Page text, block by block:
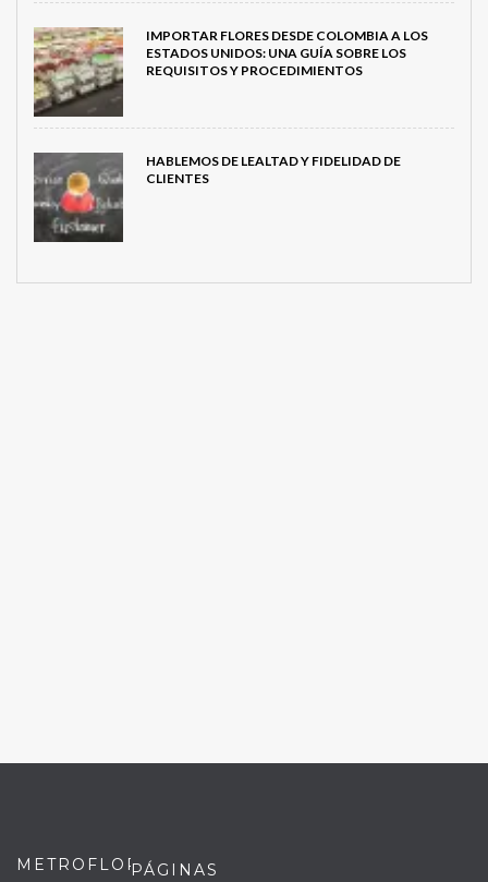
IMPORTAR FLORES DESDE COLOMBIA A LOS
ESTADOS UNIDOS: UNA GUÍA SOBRE LOS
REQUISITOS Y PROCEDIMIENTOS
HABLEMOS DE LEALTAD Y FIDELIDAD DE
CLIENTES
METROFLORPÁGINAS